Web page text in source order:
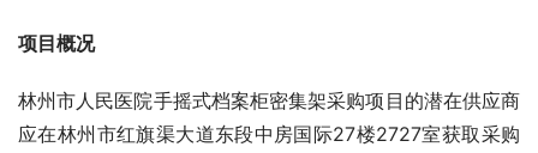
项目概况
林州市人民医院手摇式档案柜密集架采购项目的潜在供应商
应在林州市红旗渠大道东段中房国际27楼2727室获取采购